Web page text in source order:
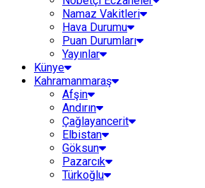
Namaz Vakitleri
Hava Durumu
Puan Durumları
Yayınlar
Künye
Kahramanmaraş
Afşin
Andırın
Çağlayancerit
Elbistan
Göksun
Pazarcık
Türkoğlu